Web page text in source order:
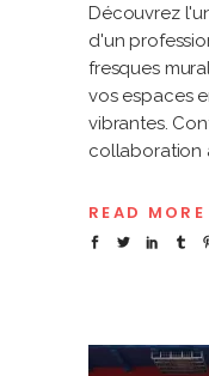
Découvrez
d'un
fresques
vos espaces
vibrantes.
collaboration
READ MORE